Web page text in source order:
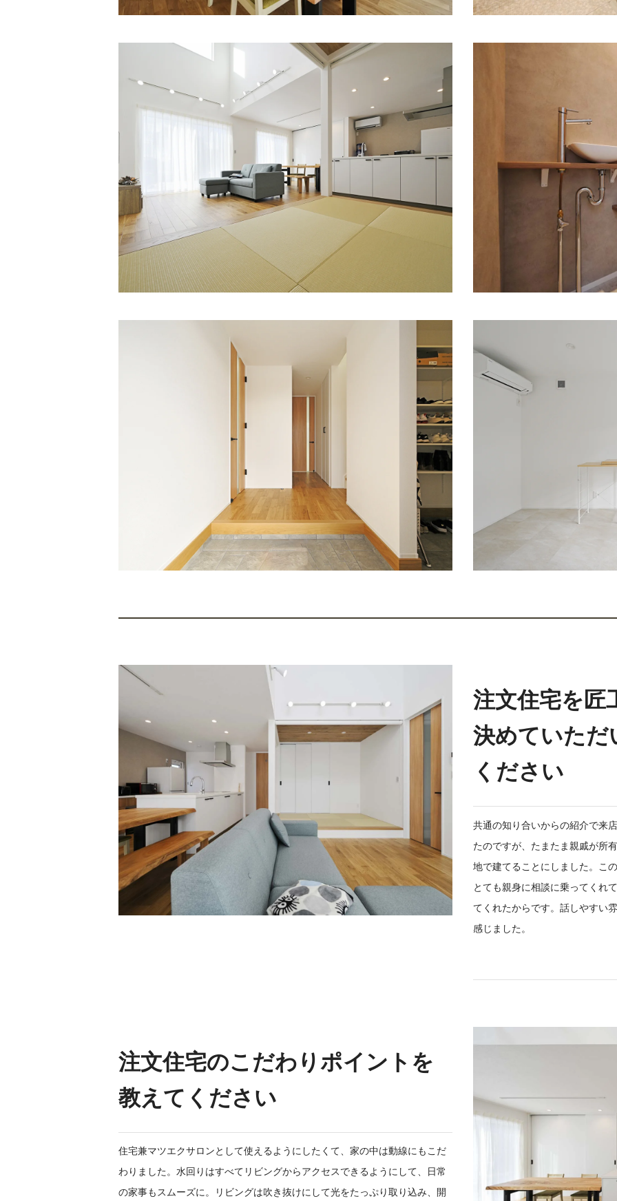
注文住宅を匠
決めていただ
ください
共通の知り合いからの紹介で来
たのですが、たまたま親戚が所
地で建てることにしました。こ
とても親身に相談に乗ってくれ
てくれたからです。話しやすい
感じました。
注文住宅のこだわりポイントを
教えてください
住宅兼マツエクサロンとして使えるようにしたくて、家の中は動線にもこだ
わりました。水回りはすべてリビングからアクセスできるようにして、日常
の家事もスムーズに。リビングは吹き抜けにして光をたっぷり取り込み、開